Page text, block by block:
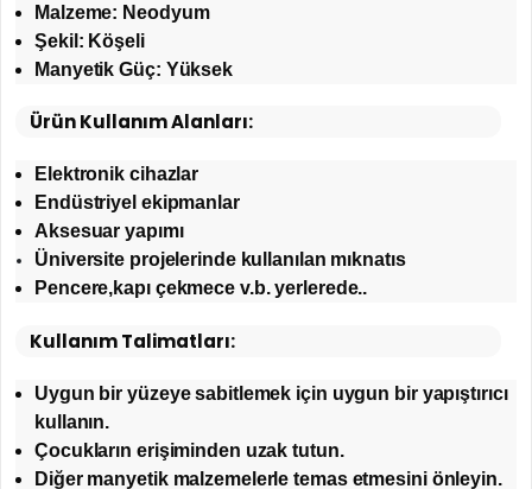
Malzeme: Neodyum
Şekil: Köşeli
Manyetik Güç: Yüksek
Ürün Kullanım Alanları:
Elektronik cihazlar
Endüstriyel ekipmanlar
Aksesuar yapımı
Üniversite projelerinde kullanılan mıknatıs
Pencere,kapı çekmece v.b. yerlerede..
Kullanım Talimatları:
Uygun bir yüzeye sabitlemek için uygun bir yapıştırıcı
kullanın.
Çocukların erişiminden uzak tutun.
Diğer manyetik malzemelerle temas etmesini önleyin.